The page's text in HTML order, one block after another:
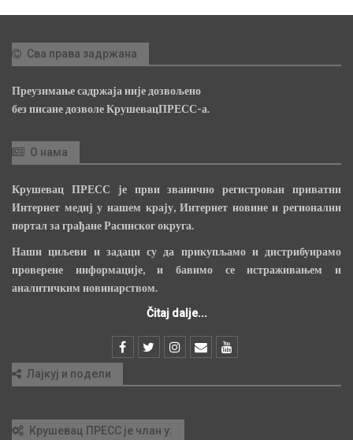
Сва права задржана
Преузимање садржаја није дозвољено
без писане дозволе КрушевацПРЕСС-а.
О нама
Крушевац ПРЕСС је први званично регистрован приватни
Интернет медиј у нашем крају, Интернет новине и регионални
портал за грађане Расинског округа.
Наши циљеви и задаци су да прикупљамо и дистрибуирамо
проверене информације, и бавимо се истраживањем и
аналитичким новинарством.
Čitaj dalje...
Лајкуј и подели
Крушевац ПРЕСС је члан у: